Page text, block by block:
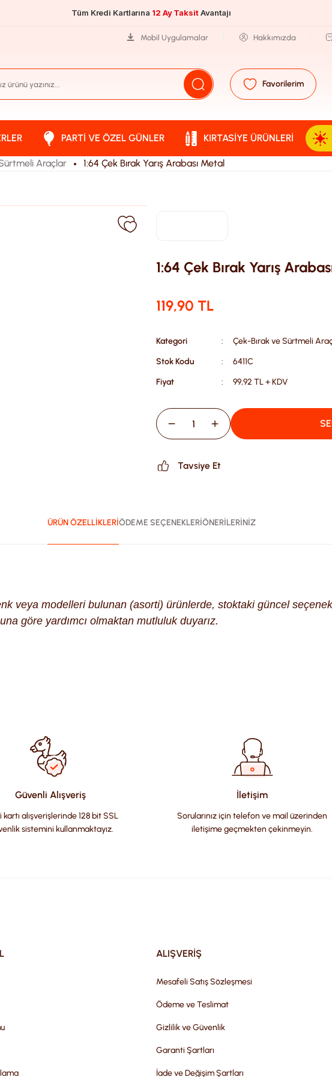
Tüm Kredi Kartlarına 12 Ay TaksitAvantajı
Mobil Uygulamalar Hakkımızda
Favorilerim
PARTI VE ÖZEL GÜNLER KIRTASIYE ÜRÜNLERI
Araçlar 1:64 Çek Bırak Yarış Arabası Metal
1:64 Çek Bırak Yarış
119,90 TL
Kategori
Çek-Bırak ve Sürtmeli
Stok Kodu
6411C
Fiyat
99,92 TL + KDV
Tavsiye Et
ÜRÜN ÖZELLİKLERİÖDEME SEÇENEKLERİÖNERİLERİNİZ
veya modelleri bulunan (asorti) ürünlerde, stoktaki güncel
göre yardımcı olmaktan mutluluk duyarız.
Güvenli Alışveriş
kartı alışverişlerinde 128 bit SSL
sistemini kullanmaktayız.
İletişim
Sorularınız için telefon ve mail üzerinden
iletişime geçmekten çekinmeyin.
ALIŞVERİŞ
Mesafeli Satış Sözleşmesi
Ödeme ve Teslimat
Gizlilik ve Güvenlik
Garanti Şartları
İade ve Değişim Şartları